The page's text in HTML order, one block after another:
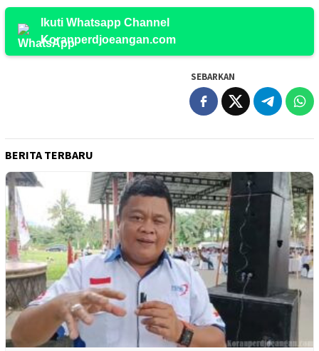
Ikuti Whatsapp Channel
Koranperdjoeangan.com
SEBARKAN
BERITA TERBARU